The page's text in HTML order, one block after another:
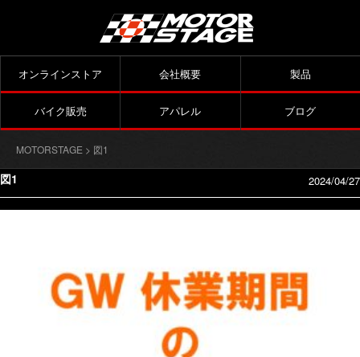
オンラインストア 会社概要 製品
バイク販売 アパレル ブログ
MOTORSTAGE > 図1
図1 2024/04/27